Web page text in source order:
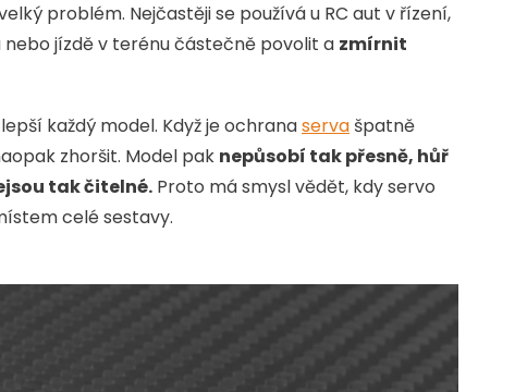
problém. Nejčastěji se používá u RC aut v řízení,
jízdě v terénu částečně povolit a zmírnit
každý model. Když je ochranaserva špatně
zhoršit. Model pak nepůsobí tak přesně, hůř
tak čitelné. Proto má smysl vědět, kdy servo
celé sestavy.